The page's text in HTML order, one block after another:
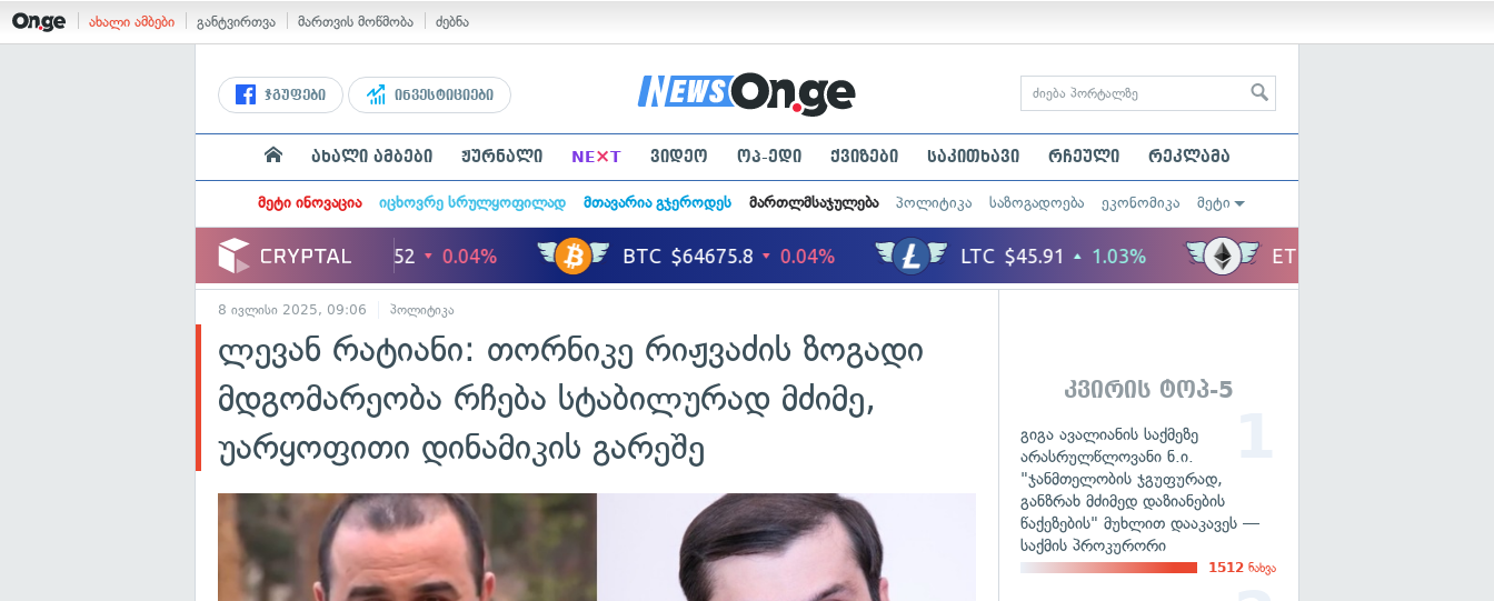
ახალი ამბები განტვირთვა მართვის მოწმობა ძებნა
ჯგუფები ინვესტიციები
ახალი ამბები ჟურნალი NE×T ვიდეო ოპ-ედი ქვიზები საკითხავი რჩეული რეკლამა
მეტი ინოვაცია იცხოვრე სრულყოფილად მთავარია გჯეროდეს მართლმსაჯულება პოლიტიკა საზოგადოება ეკონომიკა მეტი
8 ივლისი 2025, 09:06 პოლიტიკა
ლევან რატიანი: თორნიკე რიჟვაძის ზოგადი
მდგომარეობა რჩება სტაბილურად მძიმე,
უარყოფითი დინამიკის გარეშე
კვირის ტოპ-5
გიგა ავალიანის საქმეზე
არასრულწლოვანი ნ.ი.
"ჯანმთელობის ჯგუფურად,
განზრახ მძიმედ დაზიანების
წაქეზების" მუხლით დააკავეს —
საქმის პროკურორი
1512 ნახვა